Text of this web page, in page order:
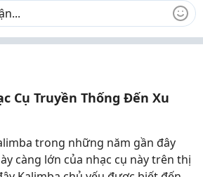
Cụ Truyền Thống Đến Xu
trong những năm gần đây
càng lớn của nhạc cụ này trên thị